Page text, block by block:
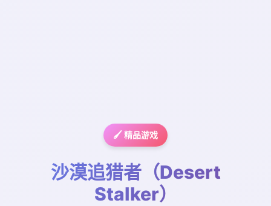
🖌️ 精品游戏
沙漠追猎者（Desert
Stalker）